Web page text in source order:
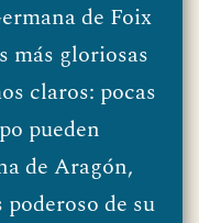
de Foix
más gloriosas
claros: pocas
pueden
de Aragón,
de su